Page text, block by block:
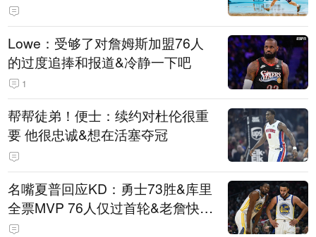
Lowe：受够了对詹姆斯加盟76人
的过度追捧和报道&冷静一下吧
1
帮帮徒弟！便士：续约对杜伦很重
要 他很忠诚&想在活塞夺冠
名嘴夏普回应KD：勇士73胜&库里
全票MVP 76人仅过首轮&老詹快42
了